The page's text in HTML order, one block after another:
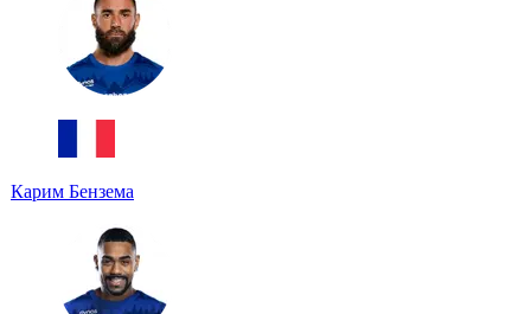
Карим Бензема